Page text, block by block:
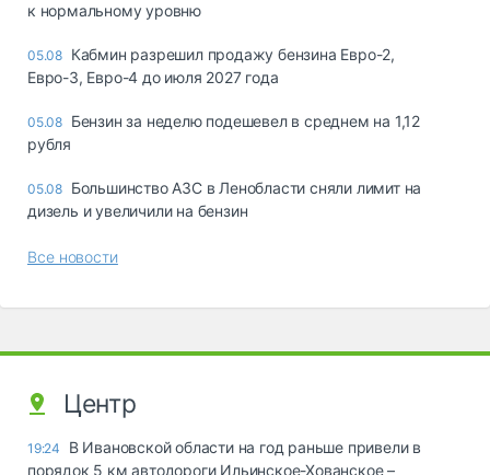
к нормальному уровню
05.08 Кабмин разрешил продажу бензина Евро-2,
Евро-3, Евро-4 до июля 2027 года
05.08 Бензин за неделю подешевел в среднем на 1,12
рубля
05.08 Большинство АЗС в Ленобласти сняли лимит на
дизель и увеличили на бензин
Все новости
Центр
19:24
В Ивановской области на год раньше привели в
порядок 5 км автодороги Ильинское-Хованское –